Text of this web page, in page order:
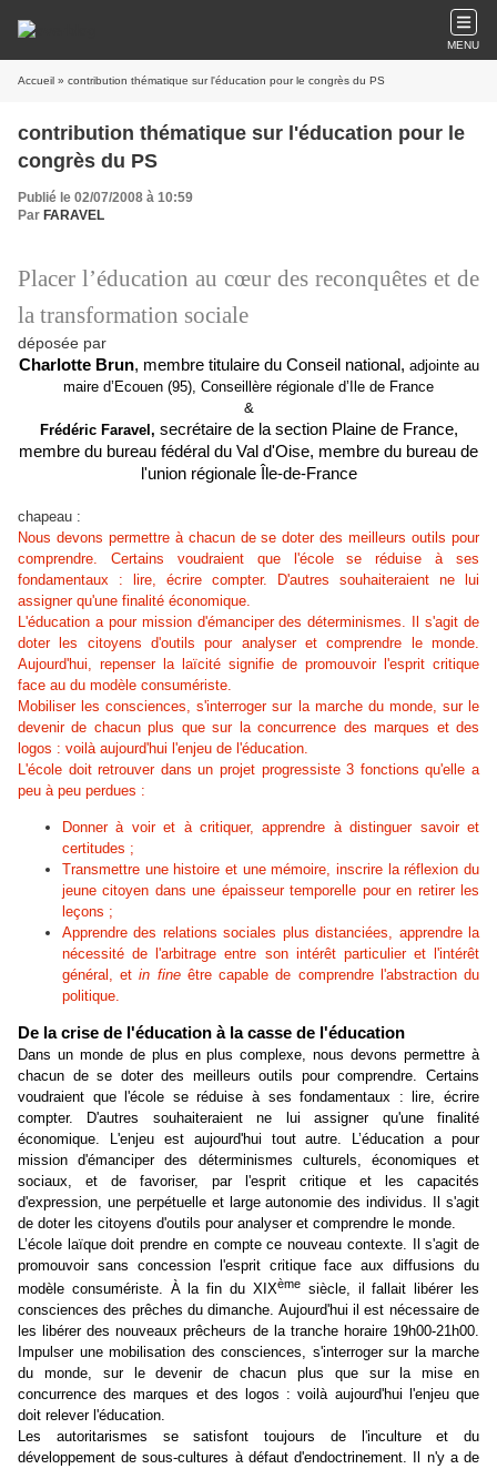
MENU
Accueil » contribution thématique sur l'éducation pour le congrès du PS
contribution thématique sur l'éducation pour le
congrès du PS
Publié le 02/07/2008 à 10:59
Par FARAVEL
Placer l’éducation au cœur des reconquêtes et de
la transformation sociale
déposée par
Charlotte Brun, membre titulaire du Conseil national, adjointe au
maire d’Ecouen (95), Conseillère régionale d’Ile de France
&
Frédéric Faravel, secrétaire de la section Plaine de France,
membre du bureau fédéral du Val d'Oise, membre du bureau de
l'union régionale Île-de-France
chapeau :
Nous devons permettre à chacun de se doter des meilleurs outils pour
comprendre. Certains voudraient que l'école se réduise à ses
fondamentaux : lire, écrire compter. D'autres souhaiteraient ne lui
assigner qu'une finalité économique.
L'éducation a pour mission d'émanciper des déterminismes. Il s'agit de
doter les citoyens d'outils pour analyser et comprendre le monde.
Aujourd'hui, repenser la laïcité signifie de promouvoir l'esprit critique
face au du modèle consumériste.
Mobiliser les consciences, s'interroger sur la marche du monde, sur le
devenir de chacun plus que sur la concurrence des marques et des
logos : voilà aujourd'hui l'enjeu de l'éducation.
L'école doit retrouver dans un projet progressiste 3 fonctions qu'elle a
peu à peu perdues :
Donner à voir et à critiquer, apprendre à distinguer savoir et
certitudes ;
Transmettre une histoire et une mémoire, inscrire la réflexion du
jeune citoyen dans une épaisseur temporelle pour en retirer les
leçons ;
Apprendre des relations sociales plus distanciées, apprendre la
nécessité de l'arbitrage entre son intérêt particulier et l'intérêt
général, etin fineêtre capable de comprendre l'abstraction du
politique.
De la crise de l'éducation à la casse de l'éducation
Dans un monde de plus en plus complexe, nous devons permettre à
chacun de se doter des meilleurs outils pour comprendre. Certains
voudraient que l'école se réduise à ses fondamentaux : lire, écrire
compter.
D'autres souhaiteraient ne lui assigner qu'une finalité
économique. L'enjeu est aujourd'hui tout autre. L’éducation a pour
mission d'émanciper des déterminismes culturels, économiques et
sociaux, et de favoriser, par l'esprit critique et les capacités
d'expression, une perpétuelle et large autonomie des individus. Il s'agit
de doter les citoyens d'outils pour analyser et comprendre le monde.
L’école laïque doit prendre en compte ce nouveau contexte. Il s'agit de
promouvoir sans concession l'esprit critique face aux diffusions du
modèle consumériste. À la fin du XIXèmesiècle, il fallait libérer les
consciences des prêches du dimanche. Aujourd'hui il est nécessaire de
les libérer des nouveaux prêcheurs de la tranche horaire 19h00-21h00.
Impulser une mobilisation des consciences, s'interroger sur la marche
du monde, sur le devenir de chacun plus que sur la mise en
concurrence des marques et des logos : voilà aujourd'hui l'enjeu que
doit relever l'éducation.
Les autoritarismes se satisfont toujours de l'inculture et du
développement de sous-cultures à défaut d'endoctrinement. Il n'y a de